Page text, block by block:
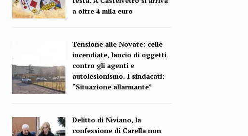
a oltre 4 mila euro
Tensione alle Novate: celle
incendiate, lancio di oggetti
contro gli agenti e
autolesionismo. I sindacati:
“Situazione allarmante”
Delitto di Niviano, la
confessione di Carella non